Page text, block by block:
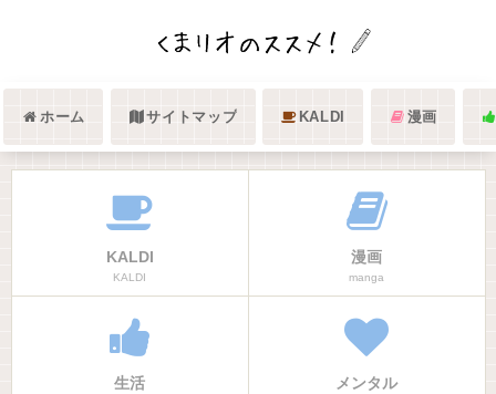
ホーム サイトマップ KALDI 漫画
KALDI
KALDI
漫画
manga
生活 メンタル